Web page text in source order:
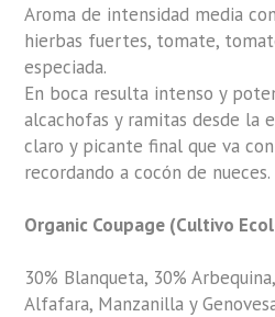
Aroma de intensidad media
hierbas fuertes, tomate,
especiada.
En boca resulta intenso y
alcachofas y ramitas desde la
claro y picante final que va
recordando a cocón de nueces.
Organic Coupage (Cultivo
30% Blanqueta, 30%
Alfafara, Manzanilla y